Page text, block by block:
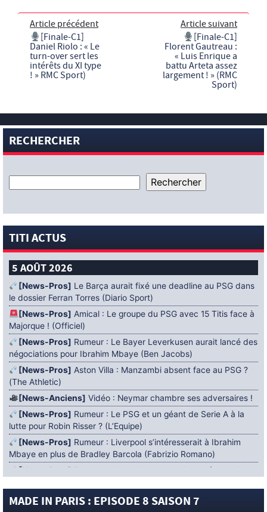
Article précédent
[Finale-C1]
Daniel Riolo : « Le
turn-over sert les
intérêts du XI type
! » RMC Sport)
Article suivant
[Finale-C1]
Florent Gautreau :
« Luis Enrique a
battu Arteta assez
largement ! » (RMC
Sport)
RECHERCHER
TITI ACTUS
5 AOÛT 2026
[News-Pros] Le Barça aurait fixé une deadline au PSG dans
le dossier Ferran Torres (Diario Sport)
[News-Pros] Amical : Le groupe du PSG avec 15 Titis face à
Majorque ! (Officiel)
[News-Pros] Rumeur : Le Bayer Leverkusen aurait lancé des
négociations pour Ibrahim Mbaye (Ben Jacobs)
[News-Pros] Aston Villa : Manzambi absent face au PSG ?
(The Athletic)
[News-Anciens] Vidéo : Neymar chambre ses adversaires !
[News-Pros] Rumeur : Le PSG et un géant de Serie A à la
lutte pour Robin Risser ? (L’Equipe)
[News-Pros] Rumeur : Liverpool s’intéresserait à Ibrahim
Mbaye en plus de Bradley Barcola (Fabrizio Romano)
[News-Pros]
Rumeur : Accord contractuel trouvé entre le
[News-Pros]Rumeur : Le PSG aurait lancé un ultimatum
MADE IN PARIS : EPISODE 8 SAISON 7